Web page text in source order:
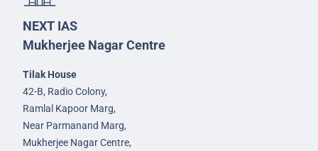
NEXT IAS
Mukherjee Nagar Centre
Tilak House
42-B, Radio Colony,
Ramlal Kapoor Marg,
Near Parmanand Marg,
Mukherjee Nagar Centre,